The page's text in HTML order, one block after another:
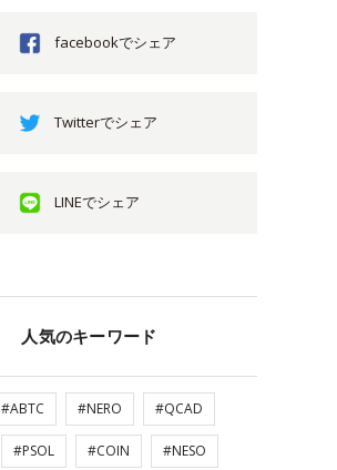
facebookでシェア
Twitterでシェア
LINEでシェア
人気のキーワード
#ABTC #NERO #QCAD
#PSOL #COIN #NESO